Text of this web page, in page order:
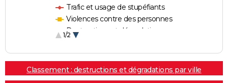
Trafic et usage de stupéfiants
Violences contre des personnes
Destructions et dégradations
1/2
Classement : destructions et dégradations par ville